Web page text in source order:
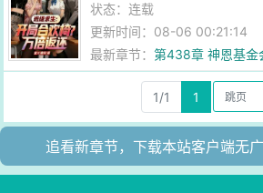
状态：连载
更新时间：08-06 00:21:14
最新章节：第438章 神恩基金
1/1 1
追看新章节，下载本站客户端无